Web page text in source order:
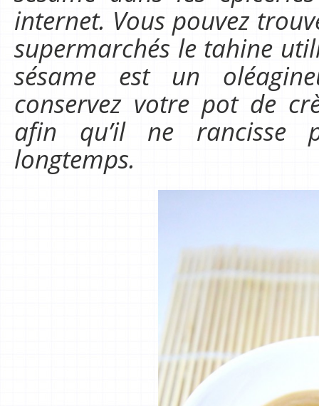
internet. Vous pouvez
supermarchés le tahine
sésame est un
conservez votre pot de
afin qu’il ne rancisse
longtemps.